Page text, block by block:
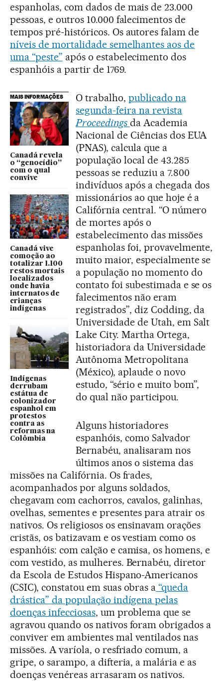
espanholas, com dados de mais de 23.000
pessoas, e outros 10.000 falecimentos de
tempos pré-históricos. Os autores falam de
níveis de mortalidade semelhantes aos de
uma “peste” após o estabelecimento dos
espanhóis a partir de 1769.
MAIS INFORMAÇÕES
Canadá revela
o “genocídio”
com o qual
convive
Canadá vive
comoção ao
totalizar 1.100
restos mortais
localizados
onde havia
internatos de
crianças
indígenas
Indígenas
derrubam
estátua de
colonizador
espanhol em
protestos
contra as
reformas na
Colômbia
O trabalho, publicado na
segunda-feira na revista
Proceedings da Academia
Nacional de Ciências dos EUA
(PNAS), calcula que a
população local de 43.285
pessoas se reduziu a 7.800
indivíduos após a chegada dos
missionários ao que hoje é a
Califórnia central. “O número
de mortes após o
estabelecimento das missões
espanholas foi, provavelmente,
muito maior, especialmente se
a população no momento do
contato foi subestimada e se os
falecimentos não eram
registrados”, diz Codding, da
Universidade de Utah, em Salt
Lake City. Martha Ortega,
historiadora da Universidade
Autônoma Metropolitana
(México), aplaude o novo
estudo, “sério e muito bom”,
do qual não participou.
Alguns historiadores
espanhóis, como Salvador
Bernabéu, analisaram nos
últimos anos o sistema das
missões na Califórnia. Os frades,
acompanhados por alguns soldados,
chegavam com cachorros, cavalos, galinhas,
ovelhas, sementes e presentes para atrair os
nativos. Os religiosos os ensinavam orações
cristãs, os batizavam e os vestiam como os
espanhóis: com calção e camisa, os homens, e
com vestido, as mulheres. Bernabéu, diretor
da Escola de Estudos Hispano-Americanos
(CSIC), constatou em suas obras a “queda
drástica” da população indígena pelas
doenças infecciosas, um problema que se
agravou quando os nativos foram obrigados a
conviver em ambientes mal ventilados nas
missões. A varíola, o resfriado comum, a
gripe, o sarampo, a difteria, a malária e as
doenças venéreas arrasaram os nativos.